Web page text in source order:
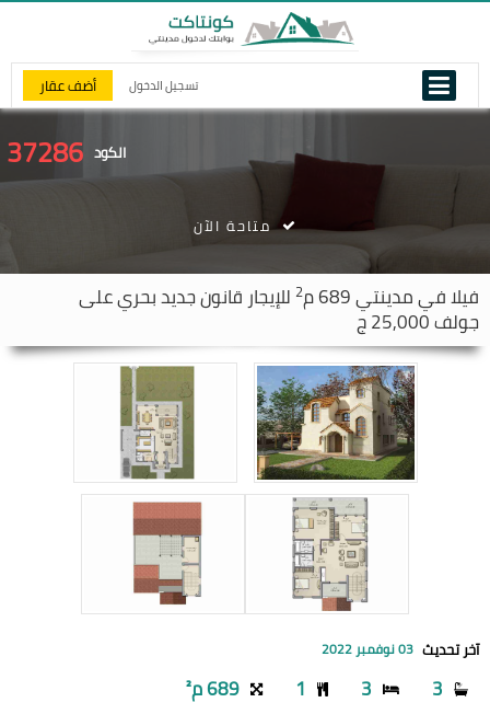
تسجيل الدخول أضف عقار
الكود 37286
فيلا فيمدينتي 2 للإيجار قانون جديد بحري على
جولف 25,000 ج
متاحة الآن
آخر تحديث 03 نوفمبر 2022
3
3
1 689 م²